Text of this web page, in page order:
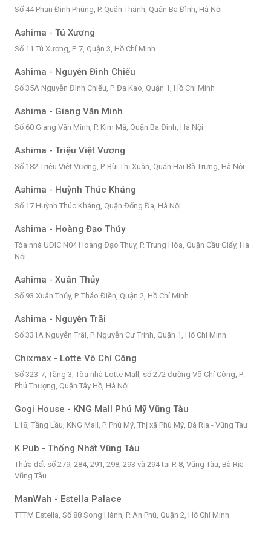
Số 44 Phan Đình Phùng, P. Quán Thánh, Quận Ba Đình, Hà Nội
Ashima - Tú Xương
Số 11 Tú Xương, P. 7, Quận 3, Hồ Chí Minh
Ashima - Nguyễn Đình Chiểu
Số 35A Nguyễn Đình Chiểu, P. Đa Kao, Quận 1, Hồ Chí Minh
Ashima - Giang Văn Minh
Số 60 Giang Văn Minh, P. Kim Mã, Quận Ba Đình, Hà Nội
Ashima - Triệu Việt Vương
Số 182 Triệu Việt Vương, P. Bùi Thị Xuân, Quận Hai Bà Trưng, Hà Nội
Ashima - Huỳnh Thúc Kháng
Số 17 Huỳnh Thúc Kháng, Quận Đống Đa, Hà Nội
Ashima - Hoàng Đạo Thúy
Tòa nhà UDIC N04 Hoàng Đạo Thúy, P. Trung Hòa, Quận Cầu Giấy, Hà
Nội
Ashima - Xuân Thủy
Số 93 Xuân Thủy, P. Thảo Điền, Quận 2, Hồ Chí Minh
Ashima - Nguyễn Trãi
Số 331A Nguyễn Trãi, P. Nguyễn Cư Trinh, Quận 1, Hồ Chí Minh
Chixmax - Lotte Võ Chí Công
Số 323-7, Tầng 3, Tòa nhà Lotte Mall, số 272 đường Võ Chí Công, P.
Phú Thượng, Quận Tây Hồ, Hà Nội
Gogi House - KNG Mall Phú Mỹ Vũng Tàu
L18, Tầng Lầu, KNG Mall, P. Phú Mỹ, Thị xã Phú Mỹ, Bà Rịa - Vũng Tàu
K Pub - Thống Nhất Vũng Tàu
Thửa đất số 279, 284, 291, 298, 293 và 294 tại P. 8, Vũng Tàu, Bà Rịa -
Vũng Tàu
ManWah - Estella Palace
TTTM Estella, Số 88 Song Hành, P. An Phú, Quận 2, Hồ Chí Minh